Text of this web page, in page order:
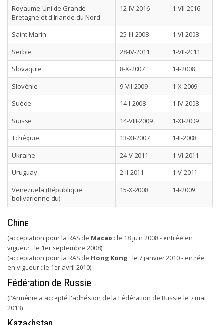
Royaume-Uni de Grande-
Bretagne et d'Irlande du Nord
12-IV-2016 1-VII-2016
Saint-Marin 25-III-2008
1-VI-2008
Serbie
28-IV-2011
1-VII-2011
Slovaquie
8-X-2007
1-I-2008
Slovénie
9-VII-2009
1-X-2009
Suède
14-I-2008
1-IV-2008
Suisse
14-VIII-2009
1-XI-2009
Tchéquie
13-XI-2007
1-II-2008
Ukraine
24-V-2011
1-VI-2011
Uruguay
2-II-2011
1-V-2011
Venezuela (République
bolivarienne du)
15-X-2008 1-I-2009
Chine
(acceptation pour la RAS de Macao : le 18 juin 2008 - entrée en
vigueur : le 1er septembre 2008)
(acceptation pour la RAS de Hong Kong : le 7 janvier 2010 - entrée
en vigueur : le 1er avril 2010)
Fédération de Russie
(l'Arménie a accepté l'adhésion de la Fédération de Russie le 7 mai
2013)